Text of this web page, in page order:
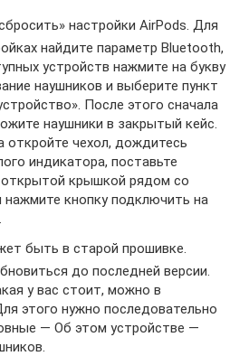
настройки AirPods. Для
найдите параметр Bluetooth,
устройств нажмите на букву
наушников и выберите пункт
После этого сначала
наушники в закрытый кейс.
откройте чехол, дождитесь
индикатора, поставьте
открытой крышкой рядом со
кнопку подключить на
быть в старой прошивке.
до последней версии.
у вас стоит, можно в
этого нужно последовательно
— Об этом устройстве —